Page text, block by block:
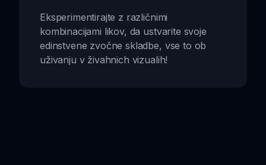
Eksperimentirajte z različnimi
kombinacijami likov, da ustvarite svoje
edinstvene zvočne skladbe, vse to ob
uživanju v živahnich vizualih!